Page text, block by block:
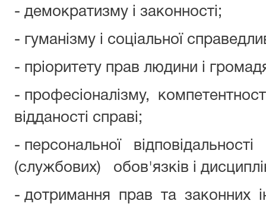
- демократизму і законності;
- гуманізму і соціальної
- пріоритету прав людини і
- професіоналізму,
відданості справі;
- персональної
(службових) обов'язків і
- дотримання прав та законних